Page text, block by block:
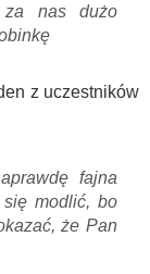
za nas dużo
z uczestników
fajna
modlić, bo
że Pan